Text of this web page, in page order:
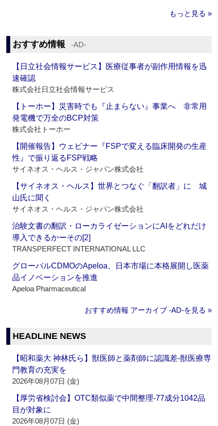
もっと見る »
おすすめ情報 ‐AD‐
【日立社会情報サービス】医療従事者が副作用情報を迅
速確認
株式会社日立社会情報サービス
【トーホー】災害時でも『止まらない』事業へ 非常用
発電機で万全のBCP対策
株式会社トーホー
【開催報告】ウェビナー『FSPで変える臨床開発の生産
性』で振り返るFSP戦略
サイネオス・ヘルス・ジャパン株式会社
【サイネオス・ヘルス】世界とつなぐ「翻訳者」に 城
山氏に聞く
サイネオス・ヘルス・ジャパン株式会社
治験文書の翻訳・ローカライゼーションにAIをどれだけ
導入できるかーその[2]
TRANSPERFECT INTERNATIONAL LLC
グローバルCDMOのApeloa、日本市場に本格展開し医薬
品イノベーションを推進
Apeloa Pharmaceutical
おすすめ情報 アーカイブ ‐AD‐を見る »
HEADLINE NEWS
【昭和薬大 神林氏ら】獣医師と薬剤師に認識差‐獣医療専
門教育の充実を
2026年08月07日 (金)
【厚労省検討会】OTC類似薬で中間整理‐77成分1042品
目が対象に
2026年08月07日 (金)